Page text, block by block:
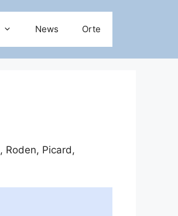
News Orte
, Roden, Picard,